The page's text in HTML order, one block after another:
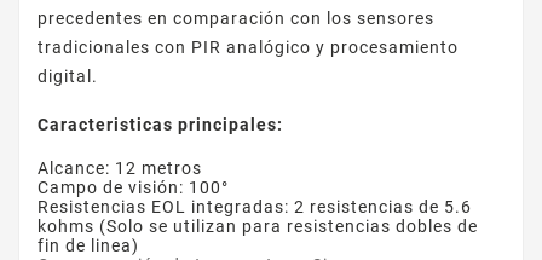
precedentes en comparación con los sensores
tradicionales con PIR analógico y procesamiento
digital.
Caracteristicas principales:
Alcance: 12 metros
Campo de visión: 100°
Resistencias EOL integradas: 2 resistencias de 5.6
kohms (Solo se utilizan para resistencias dobles de
fin de linea)